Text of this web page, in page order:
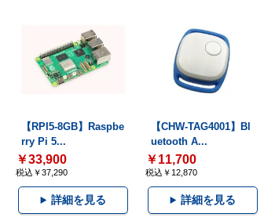
【RPI5-8GB】Raspbe
rry Pi 5...
￥33,900
税込￥37,290
詳細を見る
【CHW-TAG4001】Bl
uetooth A...
￥11,700
税込￥12,870
詳細を見る